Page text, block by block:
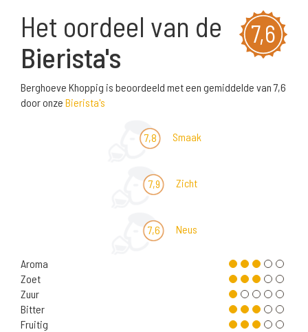
7,6
Het oordeel van de
Bierista's
Berghoeve Khoppig is beoordeeld met een gemiddelde van 7,6
door onze Bierista's
7,8 Smaak
7,9 Zicht
7,6 Neus
Aroma
Zoet
Zuur
Bitter
Fruitig